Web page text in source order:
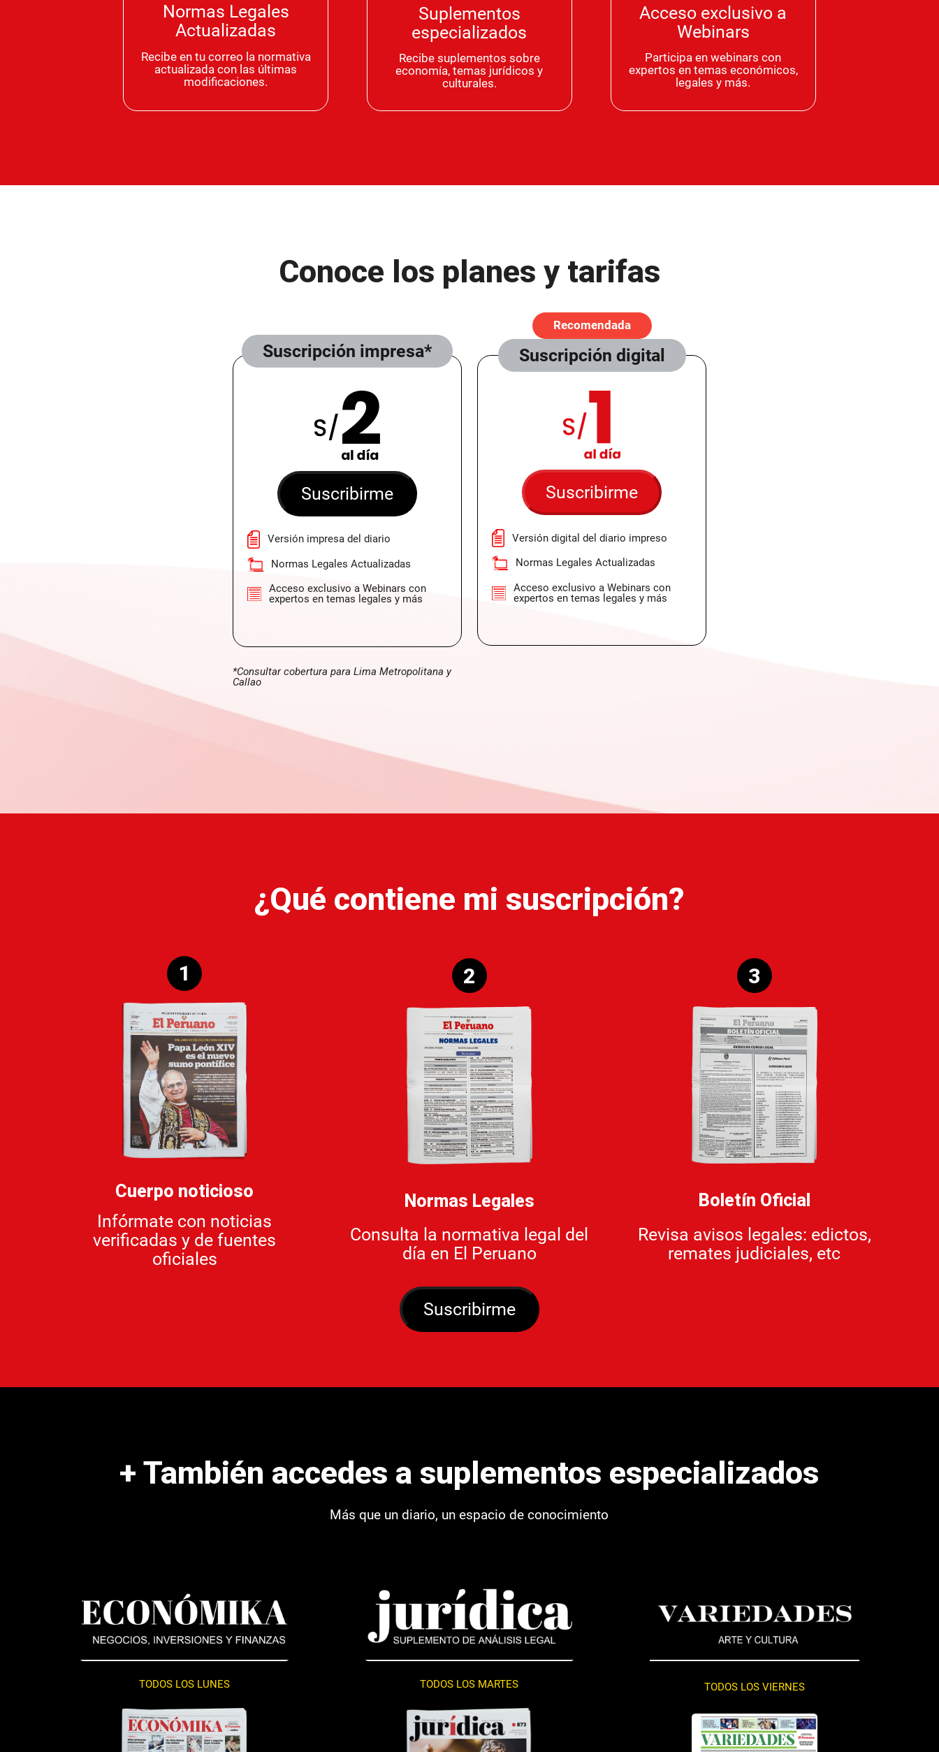
Normas Legales
Actualizadas
Recibe en tu correo la normativa
actualizada con las últimas
modificaciones.
Suplementos
especializados
Recibe suplementos sobre
economía, temas jurídicos y
culturales.
Acceso exclusivo a
Webinars
Participa en webinars con
expertos en temas económicos,
legales y más.
Conoce los planes y tarifas
Suscripción impresa*
Suscribirme
Versión impresa del diario
Normas Legales Actualizadas
Acceso exclusivo a Webinars con
expertos en temas legales y más
*Consultar cobertura para Lima Metropolitana y
Callao
Recomendada
Suscripción digital
Suscribirme
Versión digital del diario impreso
Normas Legales Actualizadas
Acceso exclusivo a Webinars con
expertos en temas legales y más
¿Qué contiene mi suscripción?
1
Cuerpo noticioso
Infórmate con noticias
verificadas y de fuentes
oficiales
2
Normas Legales
Consulta la normativa legal del
día en El Peruano
3
Boletín Oficial
Revisa avisos legales: edictos,
remates judiciales, etc
Suscribirme
+ También accedes a suplementos especializados
Más que un diario, un espacio de conocimiento
TODOS LOS LUNES TODOS LOS MARTES TODOS LOS VIERNES